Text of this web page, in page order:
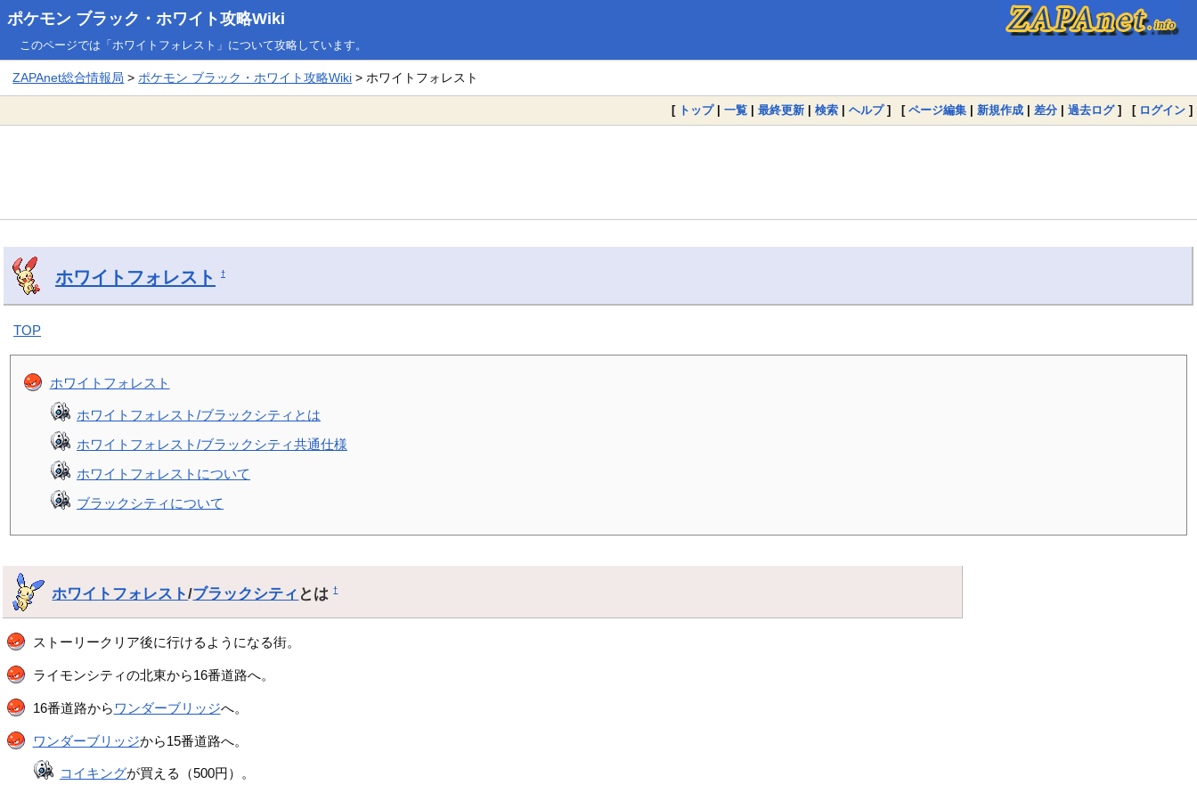
ポケモン ブラック・ホワイト攻略Wiki
このページでは「ホワイトフォレスト」について攻略しています。
ZAPAnet総合情報局 >ポケモン ブラック・ホワイト攻略Wiki > ホワイトフォレスト
[ トップ| 一覧 | 最終更新 | 検索 | ヘルプ] [ ページ編集 | 新規作成 | 差分 | 過去ログ] [ ログイン ]
ホワイトフォレスト †
TOP
ホワイトフォレスト
ホワイトフォレスト/ブラックシティとは
ホワイトフォレスト/ブラックシティ共通仕様
ホワイトフォレストについて
ブラックシティについて
ホワイトフォレスト/ブラックシティ とは†
ストーリークリア後に行けるようになる街。
ライモンシティの北東から16番道路へ。
16番道路から ワンダーブリッジへ。
ワンダーブリッジから15番道路へ。
コイキングが買える（500円）。